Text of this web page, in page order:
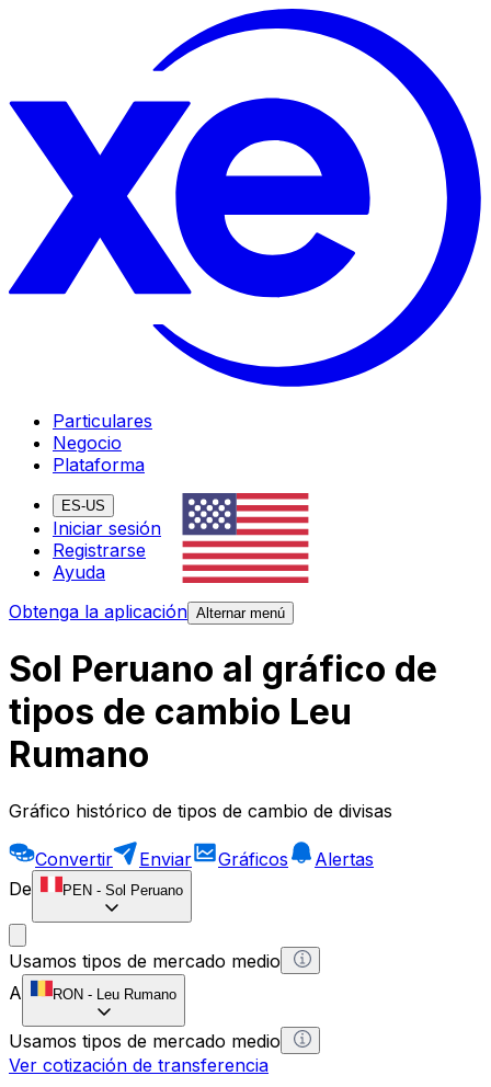
Particulares
Negocio
Plataforma
ES-US
Iniciar sesión
Registrarse
Ayuda
Obtenga la aplicación Alternar menú
Sol Peruano al gráfico de
tipos de cambio Leu
Rumano
Gráfico histórico de tipos de cambio de divisas
Convertir Enviar Gráficos
Alertas
De
PEN - Sol Peruano
Usamos tipos de mercado medio
A
RON - Leu Rumano
Usamos tipos de mercado medio
Ver cotización de transferencia